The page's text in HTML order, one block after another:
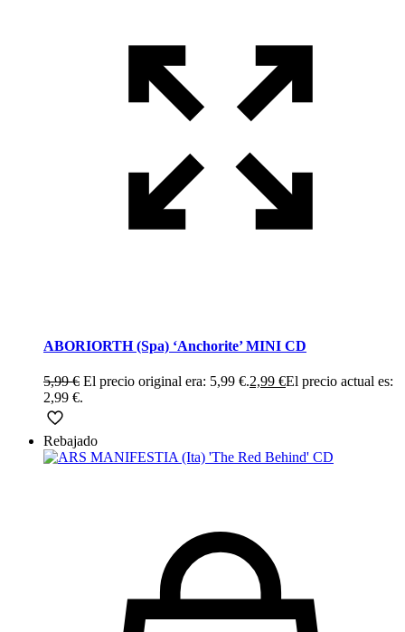
ABORIORTH (Spa) ‘Anchorite’ MINI CD
5,99€ El precio original era: 5,99 €.2,99 €El precio actual es:
2,99 €.
Rebajado